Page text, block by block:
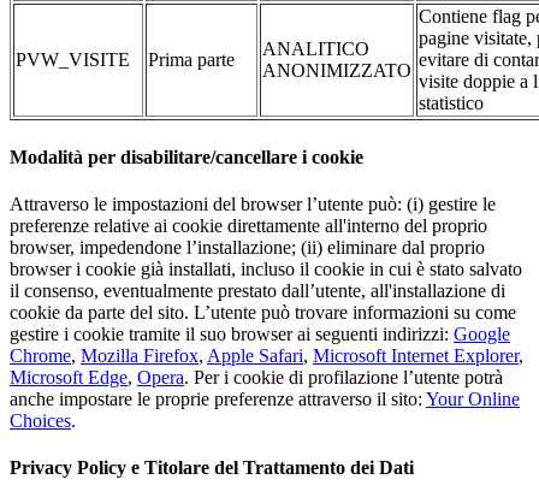
PVW_VISITE Prima parte
ANALITICO
ANONIMIZZATO
Contiene flag
pagine visitate,
evitare di
visite doppie a
statistico
Modalità per disabilitare/cancellare i cookie
Attraverso le impostazioni del browser l’utente può: (i) gestire le
preferenze relative ai cookie direttamente all'interno del proprio
browser, impedendone l’installazione; (ii) eliminare dal proprio
browser i cookie già installati, incluso il cookie in cui è stato salvato
il consenso, eventualmente prestato dall’utente, all'installazione di
cookie da parte del sito. L’utente può trovare informazioni su come
gestire i cookie tramite il suo browser ai seguenti indirizzi: Google
Chrome, Mozilla Firefox, Apple Safari, Microsoft Internet Explorer,
Microsoft Edge, Opera. Per i cookie di profilazione l’utente potrà
anche impostare le proprie preferenze attraverso il sito: Your Online
Choices.
Privacy Policy e Titolare del Trattamento dei Dati